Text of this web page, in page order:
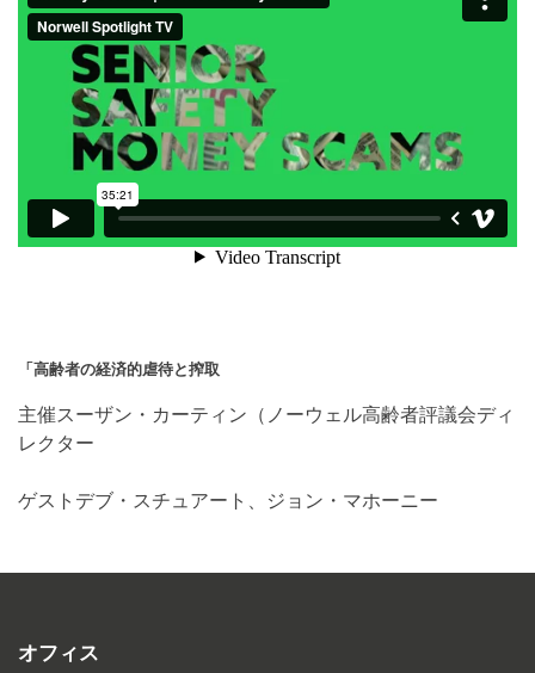
「高齢者の経済的虐待と搾取
主催スーザン・カーティン（ノーウェル高齢者評議会ディ
レクター
ゲストデブ・スチュアート、ジョン・マホーニー
オフィス